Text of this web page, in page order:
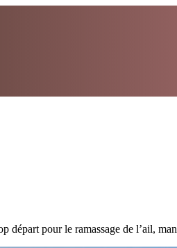
départ pour le ramassage de l’ail,